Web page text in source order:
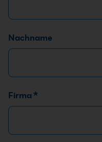
Nachname
Firma *